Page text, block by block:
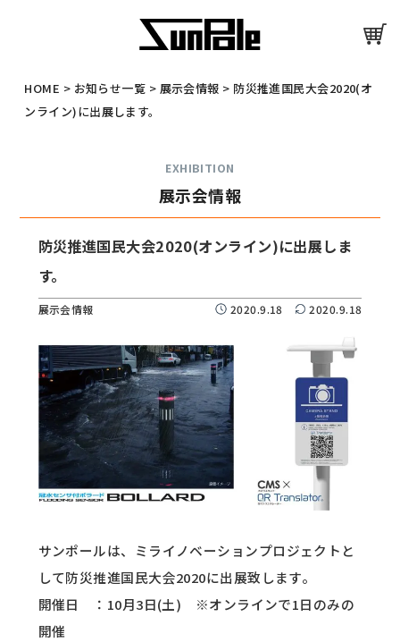
HOME > お知らせ一覧 > 展示会情報 > 防災推進国民大会2020(オ
ンライン)に出展します。
EXHIBITION
展示会情報
防災推進国民大会2020(オンライン)に出展しま
す。
展示会情報 2020.9.18 2020.9.18
サンポールは、ミライノベーションプロジェクトと
して防災推進国民大会2020に出展致します。
開催日 ：10月3日(土) ※オンラインで1日のみの
開催